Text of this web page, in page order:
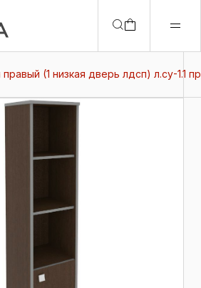
(1 низкая дверь лдсп) л.су-1.1 пр